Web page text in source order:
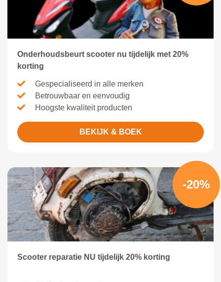
Onderhoudsbeurt scooter nu tijdelijk met 20%
korting
Gespecialiseerd in alle merken
Betrouwbaar en eenvoudig
Hoogste kwaliteit producten
BEKIJK & BOEK
-20%
Scooter reparatie NU tijdelijk 20% korting